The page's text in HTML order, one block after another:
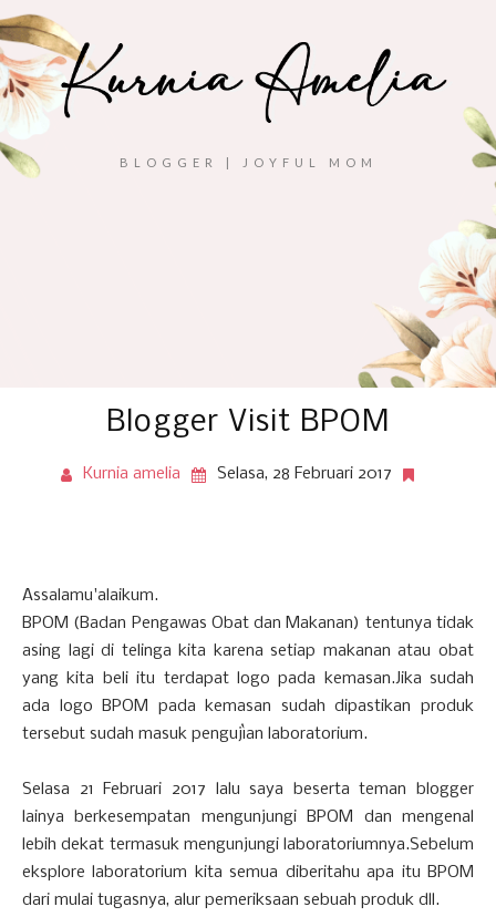
BLOGGER | JOYFUL MOM
Blogger Visit BPOM
Kurnia amelia Selasa, 28 Februari 2017
Assalamu'alaikum.
BPOM (Badan Pengawas Obat dan Makanan) tentunya tidak
asing lagi di telinga kita karena setiap makanan atau obat
yang kita beli itu terdapat logo pada kemasan.Jika sudah
ada logo BPOM pada kemasan sudah dipastikan produk
tersebut sudah masuk pengujìan laboratorium.
Selasa 21 Februari 2017 lalu saya beserta teman blogger
lainya berkesempatan mengunjungi BPOM dan mengenal
lebih dekat termasuk mengunjungi laboratoriumnya.Sebelum
eksplore laboratorium kita semua diberitahu apa itu BPOM
dari mulai tugasnya, alur pemeriksaan sebuah produk dll.